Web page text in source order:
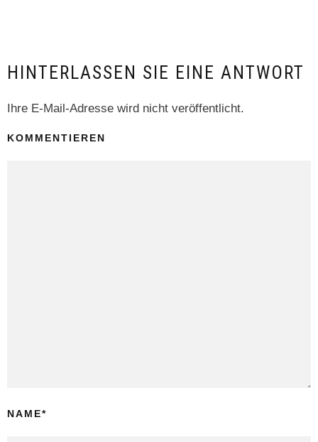
HINTERLASSEN SIE EINE ANTWORT
Ihre E-Mail-Adresse wird nicht veröffentlicht.
KOMMENTIEREN
NAME*